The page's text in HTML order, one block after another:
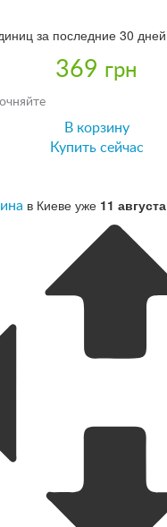
за последние 30 дней
369 грн
В корзину
Купить сейчас
в Киеве уже 11 августа